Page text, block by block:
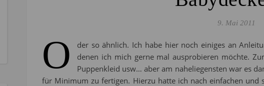
9. Mai 2011
O
der so ähnlich. Ich habe hier noch einiges an
denen ich mich gerne mal ausprobieren möchte.
Puppenkleid usw… aber am naheliegensten war es
für Minimum zu fertigen. Hierzu hatte ich nach einfachen und